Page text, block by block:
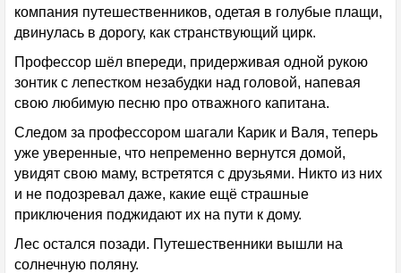
компания путешественников, одетая в голубые плащи,
двинулась в дорогу, как странствующий цирк.
Профессор шёл впереди, придерживая одной рукою
зонтик с лепестком незабудки над головой, напевая
свою любимую песню про отважного капитана.
Следом за профессором шагали Карик и Валя, теперь
уже уверенные, что непременно вернутся домой,
увидят свою маму, встретятся с друзьями. Никто из них
и не подозревал даже, какие ещё страшные
приключения поджидают их на пути к дому.
Лес остался позади. Путешественники вышли на
солнечную поляну.